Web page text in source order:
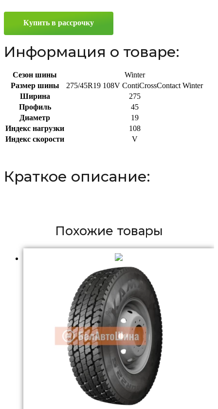
R19
Купить в рассрочку
Информация о товаре:
Сезон шины
Winter
Размер шины
275/45R19 108V ContiCrossContact Winter
Ширина
275
Профиль
45
Диаметр
19
Индекс нагрузки
108
Индекс скорости
V
Краткое описание:
Похожие товары